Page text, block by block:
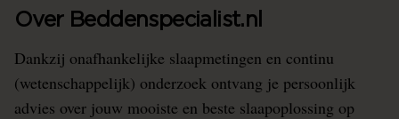
Over Beddenspecialist.nl
Dankzij onafhankelijke slaapmetingen en continu
(wetenschappelijk) onderzoek ontvang je persoonlijk
advies over jouw mooiste en beste slaapoplossing op